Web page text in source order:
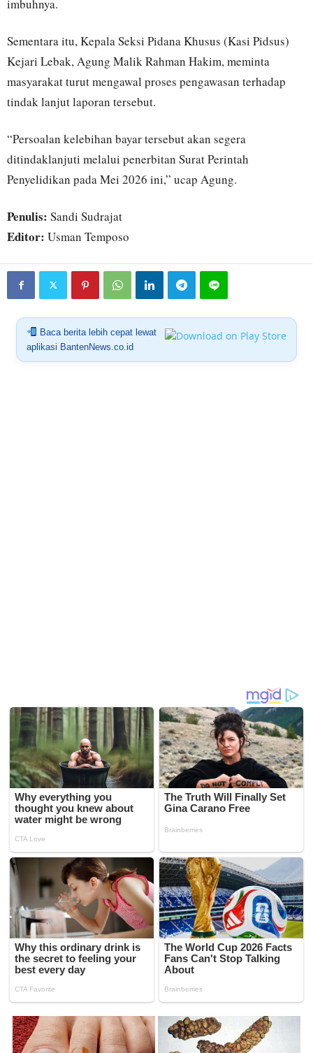
imbuhnya.
Sementara itu, Kepala Seksi Pidana Khusus (Kasi Pidsus)
Kejari Lebak, Agung Malik Rahman Hakim, meminta
masyarakat turut mengawal proses pengawasan terhadap
tindak lanjut laporan tersebut.
“Persoalan kelebihan bayar tersebut akan segera
ditindaklanjuti melalui penerbitan Surat Perintah
Penyelidikan pada Mei 2026 ini,” ucap Agung.
Penulis: Sandi Sudrajat
Editor: Usman Temposo
Baca berita lebih cepat lewat
aplikasi BantenNews.co.id